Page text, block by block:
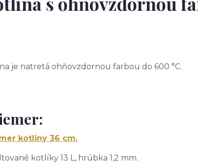
je natretá ohňovzdornou farbou do 600 °C.
kotliny 36 cm.
kotlíky 13 L, hrúbka 1,2 mm.